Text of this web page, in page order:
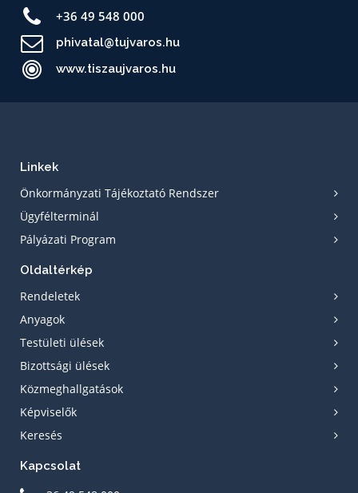
+36 49 548 000
phivatal@tujvaros.hu
www.tiszaujvaros.hu
Linkek
Önkormányzati Tájékoztató Rendszer
Ügyfélterminál
Pályázati Program
Oldaltérkép
Rendeletek
Anyagok
Testületi ülések
Bizottsági ülések
Közmeghallgatások
Képviselők
Keresés
Kapcsolat